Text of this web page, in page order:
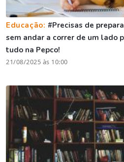
Educação:#Precisas de
sem andar a correr de um lado
tudo na Pepco!
21/08/2025 às 10:00